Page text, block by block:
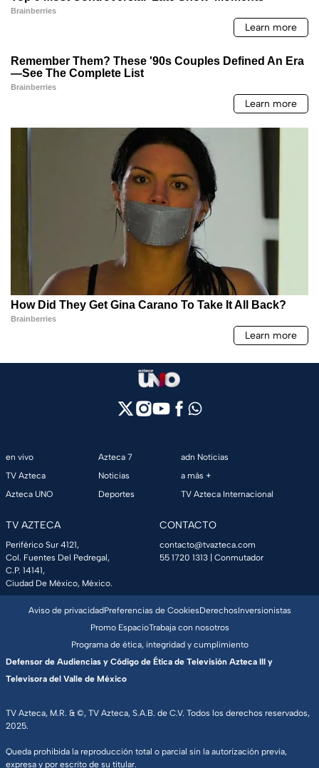
en vivo
TV Azteca
Azteca UNO
Azteca 7
Noticias
Deportes
adn Noticias
a más +
TV Azteca Internacional
TV AZTECA
Periférico Sur 4121,
Col. Fuentes Del Pedregal,
C.P. 14141,
Ciudad De México, México.
CONTACTO
contacto@tvazteca.com
55 1720 1313 | Conmutador
TV Azteca, M.R. & ©, TV Azteca, S.A.B. de C.V. Todos los derechos reservados,
2025.
Queda prohibida la reproducción total o parcial sin la autorización previa,
expresa y por escrito de su titular.
Aviso de privacidadPreferencias de CookiesDerechosInversionistas
Promo EspacioTrabaja con nosotros
Programa de ética, integridad y cumplimiento
Defensor de Audiencias y Código de Ética de Televisión Azteca III y
Televisora del Valle de México